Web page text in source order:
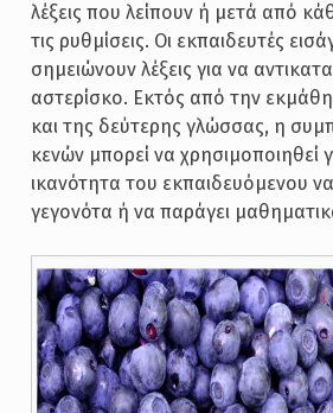
λέξεις που λείπουν ή μετά από
τις ρυθμίσεις. Οι εκπαιδευτές
σημειώνουν λέξεις για να
αστερίσκο. Εκτός από την
και της δεύτερης γλώσσας, η
κενών μπορεί να χρησιμοποιηθεί
ικανότητα του εκπαιδευόμενου
γεγονότα ή να παράγει